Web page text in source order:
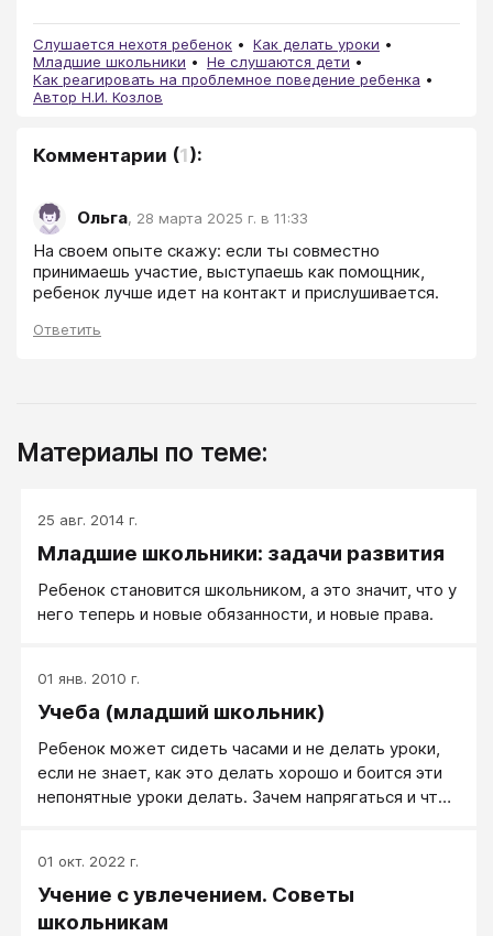
Слушается нехотя ребенок
Как делать уроки
Младшие школьники
Не слушаются дети
Как реагировать на проблемное поведение ребенка
Автор Н.И. Козлов
Комментарии (1):
Ольга, 28 марта 2025 г. в 11:33
На своем опыте скажу: если ты совместно
принимаешь участие, выступаешь как помощник,
ребенок лучше идет на контакт и прислушивается.
Ответить
Материалы по теме:
25 авг. 2014 г.
Младшие школьники: задачи развития
Ребенок становится школьником, а это значит, что у
него теперь и новые обязанности, и новые права.
01 янв. 2010 г.
Учеба (младший школьник)
Ребенок может сидеть часами и не делать уроки,
если не знает, как это делать хорошо и боится эти
непонятные уроки делать. Зачем напрягаться и что-
01 окт. 2022 г.
Учение с увлечением. Советы
школьникам